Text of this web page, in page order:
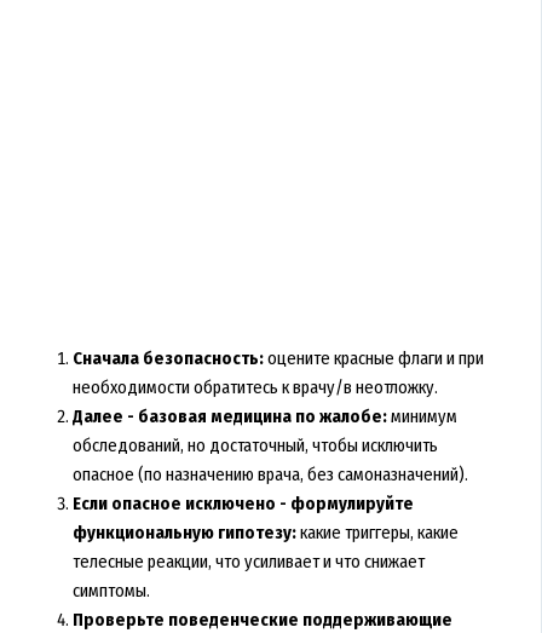
Сначала безопасность:оцените красные флаги и при
необходимости обратитесь к врачу/в неотложку.
Далее - базовая медицина по жалобе:минимум
обследований, но достаточный, чтобы исключить
опасное (по назначению врача, без самоназначений).
Если опасное исключено - формулируйте
функциональную гипотезу:какие триггеры, какие
телесные реакции, что усиливает и что снижает
симптомы.
Проверьте поведенческие поддерживающие